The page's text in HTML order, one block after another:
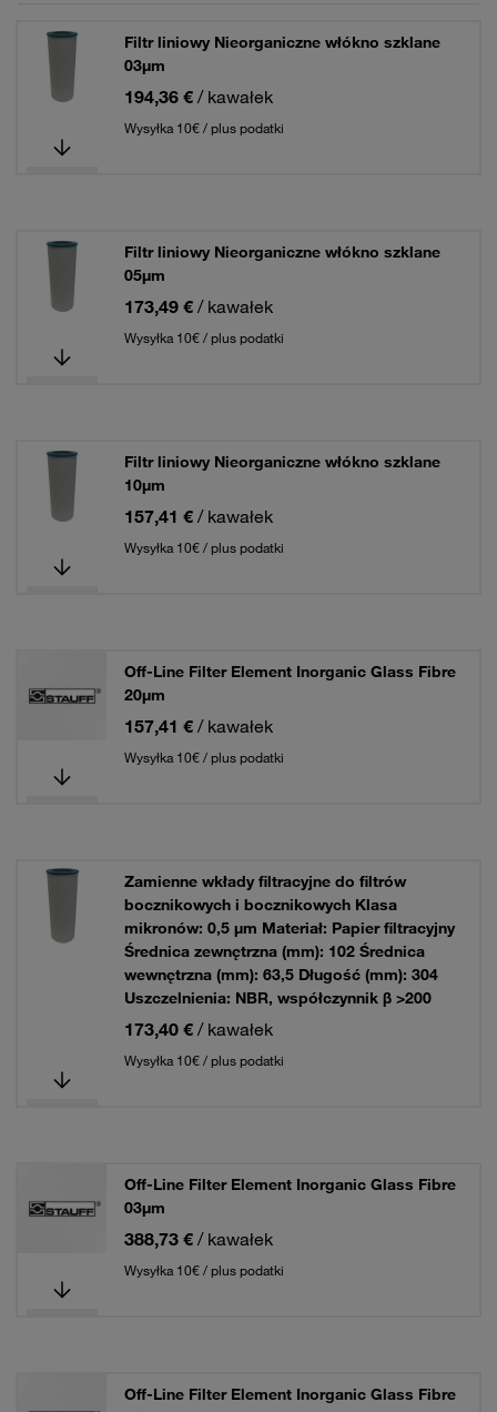
Filtr liniowy Nieorganiczne włókno szklane
03µm
194,36 € / kawałek
Wysyłka 10€ / plus podatki
Filtr liniowy Nieorganiczne włókno szklane
05µm
173,49 € / kawałek
Wysyłka 10€ / plus podatki
Filtr liniowy Nieorganiczne włókno szklane
10µm
157,41 € / kawałek
Wysyłka 10€ / plus podatki
Off-Line Filter Element Inorganic Glass Fibre
20µm
157,41 € / kawałek
Wysyłka 10€ / plus podatki
Zamienne wkłady filtracyjne do filtrów
bocznikowych i bocznikowych Klasa
mikronów: 0,5 µm Materiał: Papier filtracyjny
Średnica zewnętrzna (mm): 102 Średnica
wewnętrzna (mm): 63,5 Długość (mm): 304
Uszczelnienia: NBR, współczynnik β >200
173,40 € / kawałek
Wysyłka 10€ / plus podatki
Off-Line Filter Element Inorganic Glass Fibre
03µm
388,73 € / kawałek
Wysyłka 10€ / plus podatki
Off-Line Filter Element Inorganic Glass Fibre